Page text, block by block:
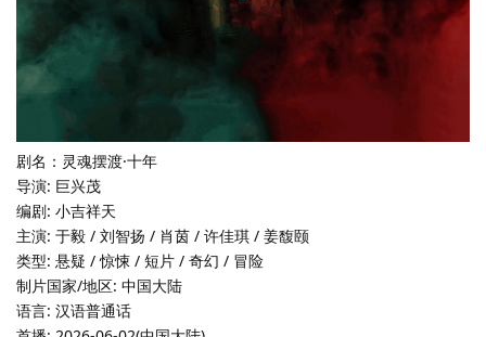
剧名：灵魂摆渡·十年
导演: 巨兴茂
编剧: 小吉祥天
主演: 于毅 / 刘智扬 / 肖茵 / 许佳琪 / 姜馥颐
类型: 悬疑 / 惊悚 / 短片 / 奇幻 / 冒险
制片国家/地区: 中国大陆
语言: 汉语普通话